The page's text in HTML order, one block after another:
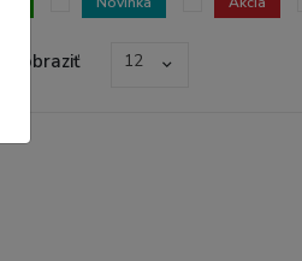
Zobraziť 12